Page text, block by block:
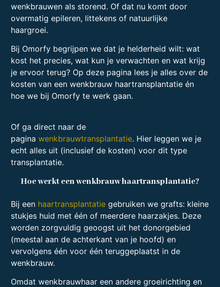
wenkbrauwen als storend. Of dat nu komt door
overmatig epileren, littekens of natuurlijke
haargroei.
Bij Omorfy begrijpen we dat je helderheid wilt: wat
kost het precies, wat kun je verwachten en wat krijg
je ervoor terug? Op deze pagina lees je alles over de
kosten van een wenkbrauw haartransplantatie én
hoe we bij Omorfy te werk gaan.
Of ga direct naar de
paginawenkbrauwtransplantatie. Hier leggen we je
echt alles uit (inclusief de kosten) voor dit type
transplantatie.
Hoe werkt een wenkbrauw haartransplantatie?
Bij een haartransplantatie gebruiken we grafts: kleine
stukjes huid met één of meerdere haarzakjes. Deze
worden zorgvuldig geoogst uit het donorgebied
(meestal aan de achterkant van je hoofd) en
vervolgens één voor één teruggeplaatst in de
wenkbrauw.
Omdat wenkbrauwhaar een andere groeirichting en